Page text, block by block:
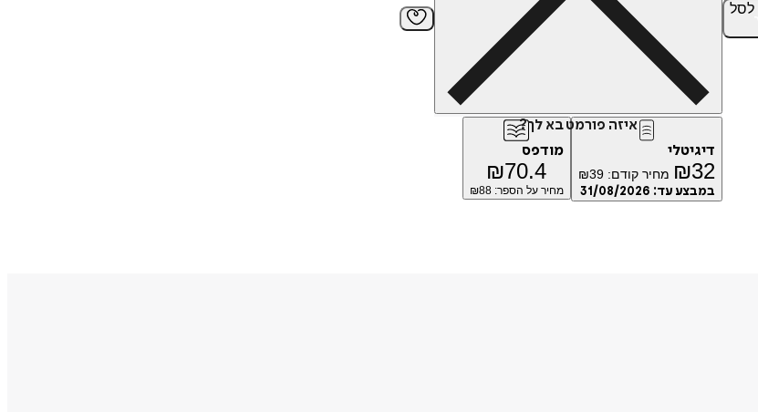
לסל
איזה פורמט בא לך?
דיגיטלי
₪32 מחיר קודם: ₪39
במבצע עד: 31/08/2026
מודפס
₪70.4
מחיר על הספר: ₪88